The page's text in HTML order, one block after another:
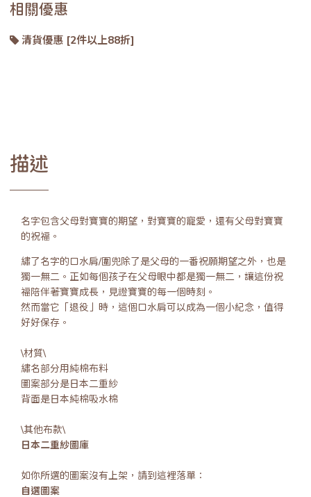
相關優惠
清貨優惠 [2件以上88折]
描述
名字包含父母對寶寶的期望，對寶寶的寵愛，還有父母對寶寶
的祝福。
繡了名字的口水肩/圍兜除了是父母的一番祝願期望之外，也是
獨一無二。正如每個孩子在父母眼中都是獨一無二，讓這份祝
福陪伴著寶寶成長，見證寶寶的每一個時刻。
然而當它「退役」時，這個口水肩可以成為一個小紀念，值得
好好保存。
\材質\
繡名部分用純棉布料
圖案部分是日本二重紗
背面是日本純棉吸水棉
\其他布款\
日本二重紗圖庫
如你所選的圖案沒有上架，請到這裡落單：
自選圖案